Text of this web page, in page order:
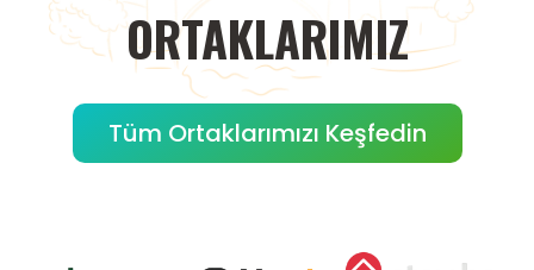
ORTAKLARIMIZ
Tüm Ortaklarımızı Keşfedin